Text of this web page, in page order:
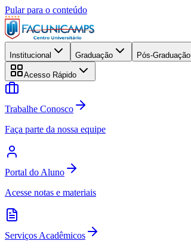
Pular para o conteúdo
Institucional Graduação Pós-Graduação
Acesso Rápido
Trabalhe Conosco
Faça parte da nossa equipe
Portal do Aluno
Acesse notas e materiais
Serviços Acadêmicos